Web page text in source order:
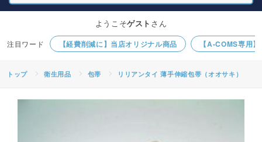
【経費削減に】当店オリジナル商品 【A-COMS専用
ようこそゲスト さん
トップ 衛生用品 包帯 リリアンタイ 薄手伸縮包帯（オオサキ）